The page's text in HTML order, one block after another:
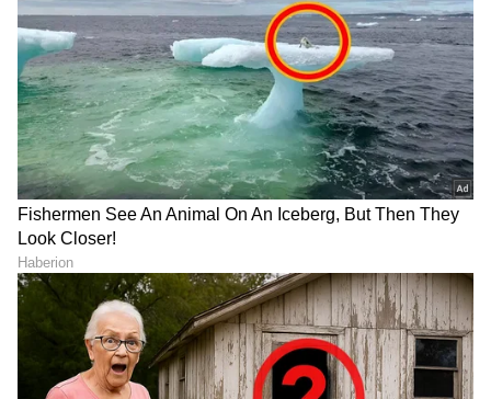
RECOMMENDED STORIES
ಭಾರತದಲ್ಲಿ ಸಿಗುವ ಲೈಫ್ ಕೊಹ್ಲಿಗೆ
ಸಾಕಾಗಿದೆ, ಆರ್‌ಸಿಬಿ ಮಾಜಿ
ಕ್ರಿಕೆಟಿಗನ ಸ್ಫೋಟಕ ಮಾತಿಗೆ
ಫ್ಯಾನ್ಸ್ ಆತಂಕ
55 ಕೋಟಿ ಜನ ನೋಡಿದ ಆ IPL
ಪಂದ್ಯ! ಜಿಯೋಹಾಟ್‌ಸ್ಟಾರ್‌ಗೆ
ಎಷ್ಟು ಲಾಭ ಗೊತ್ತಾ?